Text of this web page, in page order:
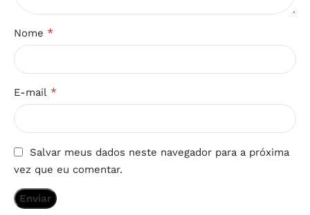
Nome *
E-mail *
Salvar meus dados neste navegador para a próxima
vez que eu comentar.